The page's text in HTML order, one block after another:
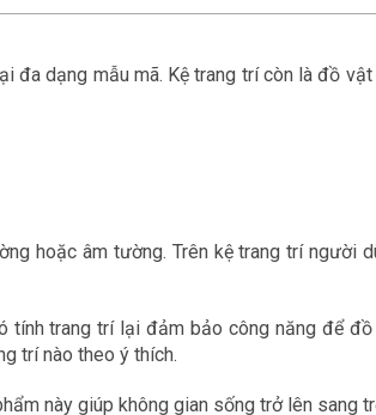
dạng mẫu mã. Kệ trang trí còn là đồ
hoặc âm tường. Trên kệ trang trí người
trang trí lại đảm bảo công năng để
trí nào theo ý thích.
này giúp không gian sống trở lên